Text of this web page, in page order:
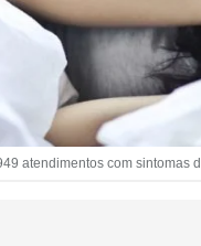
atendimentos com